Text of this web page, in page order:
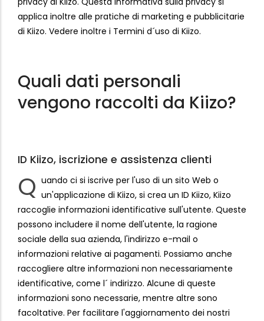
applica inoltre alle pratiche di marketing e pubblicitarie
di Kiizo. Vedere inoltre i Termini d´uso di Kiizo.
Quali dati personali
vengono raccolti da Kiizo?
ID Kiizo, iscrizione e assistenza clienti
Q uando ci si iscrive per l'uso di un sito Web o
un'applicazione di Kiizo, si crea un ID Kiizo, Kiizo
raccoglie informazioni identificative sull'utente. Queste
possono includere il nome dell'utente, la ragione
sociale della sua azienda, l'indirizzo e-mail o
informazioni relative ai pagamenti. Possiamo anche
raccogliere altre informazioni non necessariamente
identificative, come l´ indirizzo. Alcune di queste
informazioni sono necessarie, mentre altre sono
facoltative. Per facilitare l'aggiornamento dei nostri